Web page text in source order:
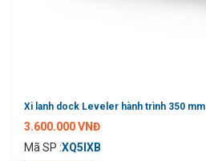
Xi lanh dock Leveler hành trình 350 mm
3.600.000 VNĐ
Mã SP :XQ5IXB